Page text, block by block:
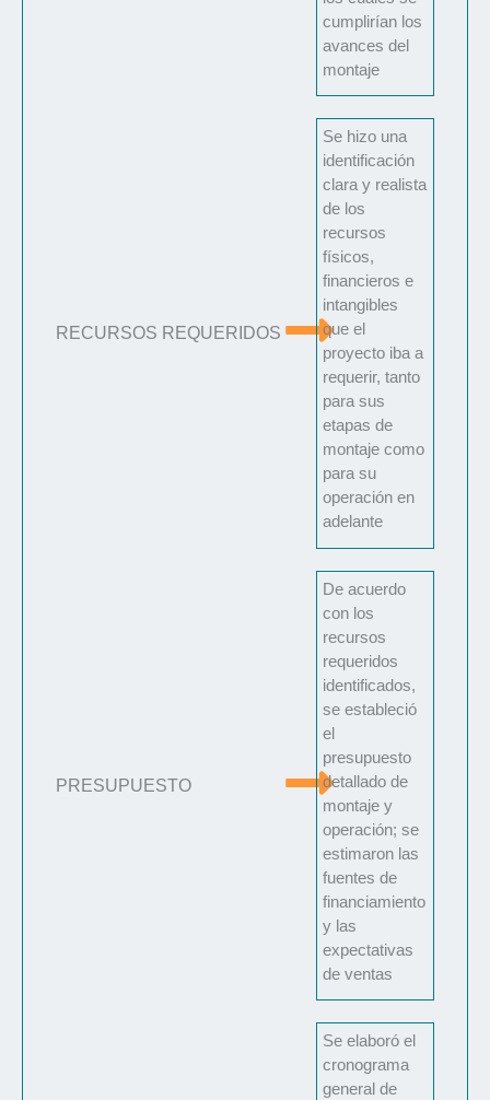
cumplirían los
avances del
montaje
RECURSOS REQUERIDOS
Se hizo una
identificación
clara y realista
de los
recursos
físicos,
financieros e
intangibles
que el
proyecto iba a
requerir, tanto
para sus
etapas de
montaje como
para su
operación en
adelante
PRESUPUESTO
De acuerdo
con los
recursos
requeridos
identificados,
se estableció
el
presupuesto
detallado de
montaje y
operación; se
estimaron las
fuentes de
financiamiento
y las
expectativas
de ventas
Se elaboró el
cronograma
general de